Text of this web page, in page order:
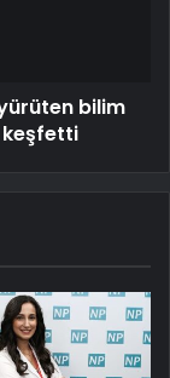
bilim
keşfetti